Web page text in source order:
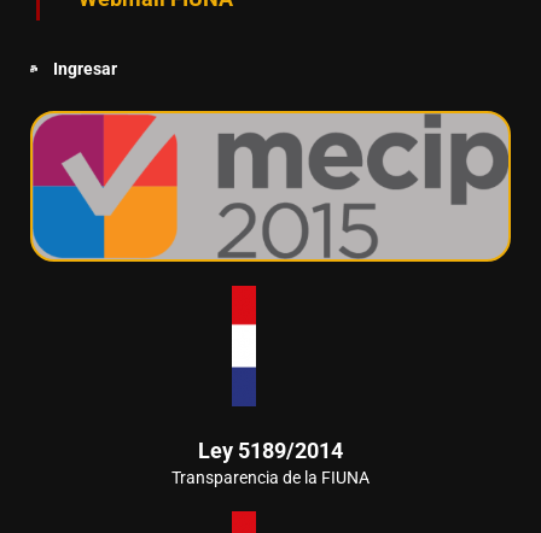
Ingresar
Ley 5189/2014
Transparencia de la FIUNA